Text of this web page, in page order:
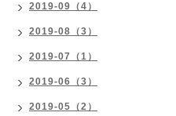
2019-09（4）
2019-08（3）
2019-07（1）
2019-06（3）
2019-05（2）